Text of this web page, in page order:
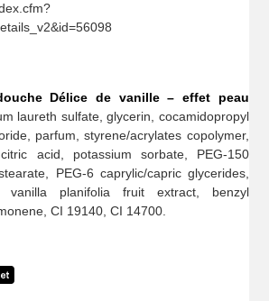
Délice de vanille – effet peau
laureth sulfate, glycerin, cocamidopropyl
parfum, styrene/acrylates copolymer,
acid, potassium sorbate, PEG-150
PEG-6 caprylic/capric glycerides,
vanilla planifolia fruit extract, benzyl
CI 19140, CI 14700.